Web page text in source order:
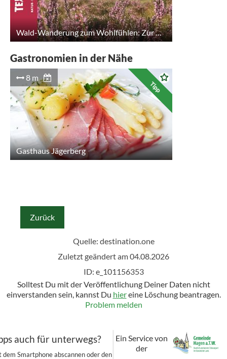
Wald-Wanderung zum Wohlfühlen: Zur Heideblüte bei Fürstenau
Gastronomien in der Nähe
8 m
Tipp
Gasthaus Jägerberg
Zurück
Quelle: destination.one
Zuletzt geändert am 04.08.2026
ID: e_101156353
Solltest Du mit der Veröffentlichung Deiner Daten nicht
einverstanden sein, kannst Du hiereine Löschung beantragen.
Problem melden
auch für unterwegs?
dem Smartphone abscannen oder den
Ein Service von
der